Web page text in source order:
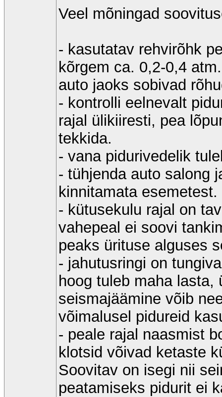
Veel mõningad
- kasutatav rehvirõhk
kõrgem ca. 0,2-0,4
auto jaoks sobivad
- kontrolli eelnevalt
rajal ülikiiresti, pea
tekkida.
- vana pidurivedelik
- tühjenda auto salong
kinnitamata esemetest.
- kütusekulu rajal on
vahepeal ei soovi
peaks ürituse alguses
- jahutusringi on
hoog tuleb maha lasta,
seismajäämine võib
võimalusel pidureid
- peale rajal naasmist
klotsid võivad ketaste
Soovitav on isegi nii
peatamiseks pidurit ei